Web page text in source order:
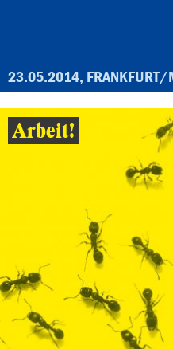
23.05.2014, FRANKFURT/
Arbeit!